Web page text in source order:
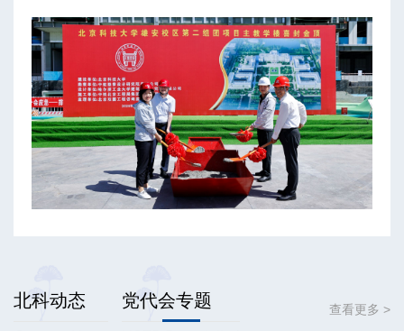
惠及万千学子？
国重器淬炼“钢筋铁骨”
北科动态 党代会专题 查看更多 >